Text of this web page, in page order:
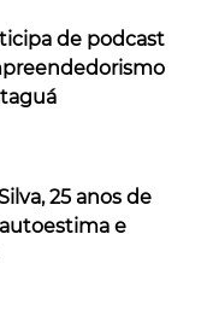
de podcast
25 anos de
e